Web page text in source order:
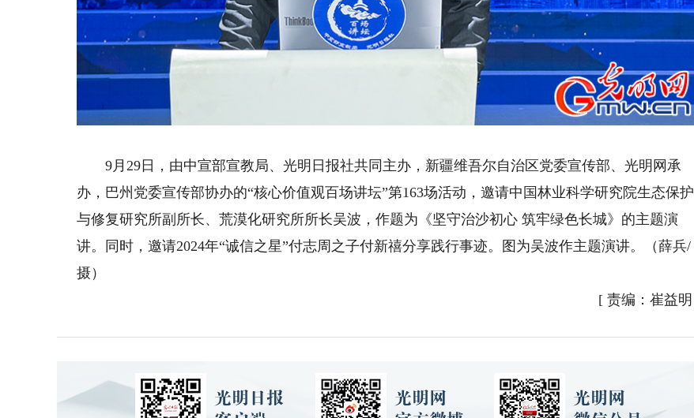
9月29日，由中宣部宣教局、光明日报社共同主办，新疆维吾尔自治区党委宣传部、光明网承
办，巴州党委宣传部协办的“核心价值观百场讲坛”第163场活动，邀请中国林业科学研究院生态保护
与修复研究所副所长、荒漠化研究所所长吴波，作题为《坚守治沙初心 筑牢绿色长城》的主题演
讲。同时，邀请2024年“诚信之星”付志周之子付新禧分享践行事迹。图为吴波作主题演讲。（薛兵/
摄）
[ 责编：崔益明